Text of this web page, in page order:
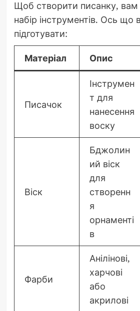
Щоб створити писанку, вам
набір інструментів. Ось що
підготувати:
Матеріал Опис
Писачок
Інструмен
т для
нанесення
воску
Віск
Бджолин
ий віск
для
створенн
я
орнаменті
в
Фарби
Анілінові,
харчові
або
акрилові